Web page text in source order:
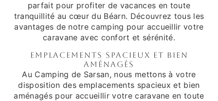
parfait pour profiter de vacances en toute
tranquillité au cœur du Béarn. Découvrez tous les
avantages de notre camping pour accueillir votre
caravane avec confort et sérénité.
Emplacements spacieux et bien
aménagés
Au Camping de Sarsan, nous mettons à votre
disposition des emplacements spacieux et bien
aménagés pour accueillir votre caravane en toute